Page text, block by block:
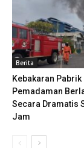
Berita
Kebakaran
Pemadaman
Secara Dramatis
Jam